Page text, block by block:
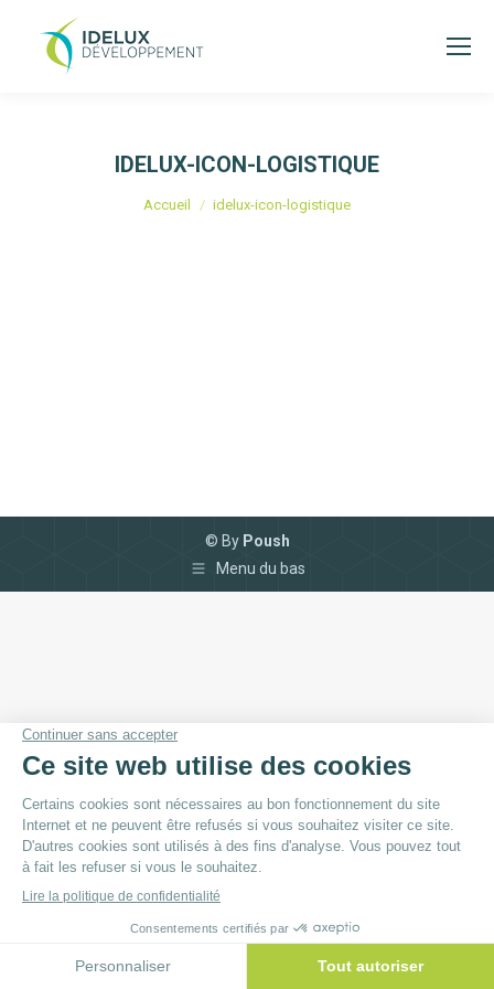
IDELUX-ICON-LOGISTIQUE
Vous êtes ici :
Accueil idelux-icon-logistique
© By Poush
Menu du bas